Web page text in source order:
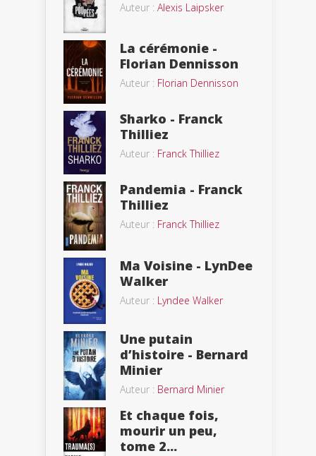
Auteur : Alexis Laipsker
La cérémonie -
Florian Dennisson
Auteur : Florian Dennisson
Sharko - Franck
Thilliez
Auteur : Franck Thilliez
Pandemia - Franck
Thilliez
Auteur : Franck Thilliez
Ma Voisine - LynDee
Walker
Auteur : Lyndee Walker
Une putain
d’histoire - Bernard
Minier
Auteur : Bernard Minier
Et chaque fois,
mourir un peu,
tome 2...